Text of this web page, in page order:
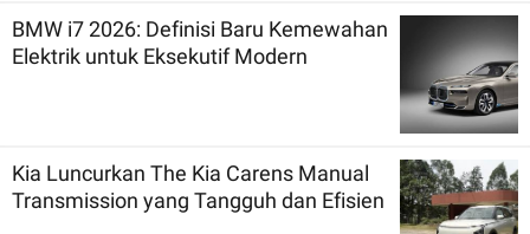
BMW i7 2026: Definisi Baru Kemewahan
Elektrik untuk Eksekutif Modern
Kia Luncurkan The Kia Carens Manual
Transmission yang Tangguh dan Efisien